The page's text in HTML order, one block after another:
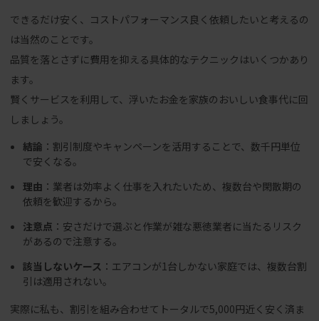
できるだけ安く、コストパフォーマンス良く依頼したいと考えるの
は当然のことです。
品質を落とさずに費用を抑える具体的なテクニックはいくつかあり
ます。
賢くサービスを利用して、浮いたお金を家族のおいしい食事代に回
しましょう。
結論 ：割引制度やキャンペーンを活用することで、数千円単位
で安くなる。
理由 ：業者は効率よく仕事を入れたいため、複数台や閑散期の
依頼を歓迎するから。
注意点 ：安さだけで選ぶと作業が雑な悪徳業者に当たるリスク
があるので注意する。
該当しないケース ：エアコンが1台しかない家庭では、複数台割
引は適用されない。
実際に私も、割引を組み合わせてトータルで5,000円近く安く済ま